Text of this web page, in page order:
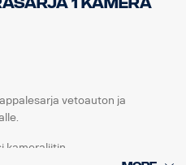
vetoauton ja
kameraliitin